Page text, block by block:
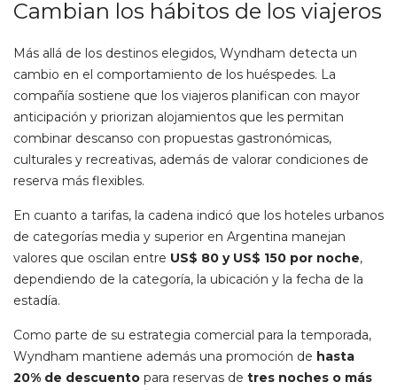
Cambian los hábitos de los viajeros
Más allá de los destinos elegidos, Wyndham detecta un
cambio en el comportamiento de los huéspedes. La
compañía sostiene que los viajeros planifican con mayor
anticipación y priorizan alojamientos que les permitan
combinar descanso con propuestas gastronómicas,
culturales y recreativas, además de valorar condiciones de
reserva más flexibles.
En cuanto a tarifas, la cadena indicó que los hoteles urbanos
de categorías media y superior en Argentina manejan
valores que oscilan entre US$ 80 y US$ 150 por noche,
dependiendo de la categoría, la ubicación y la fecha de la
estadía.
Como parte de su estrategia comercial para la temporada,
Wyndham mantiene además una promoción de hasta
20% de descuento para reservas de tres noches o más